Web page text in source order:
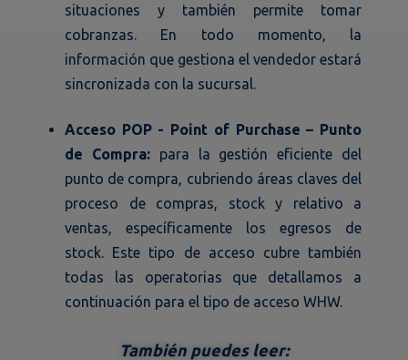
situaciones y también permite tomar
cobranzas. En todo momento, la
información que gestiona el vendedor estará
sincronizada con la sucursal.
Acceso POP - Point of Purchase – Punto
de Compra:para la gestión eficiente del
punto de compra, cubriendo áreas claves del
proceso de compras, stock y relativo a
ventas, específicamente los egresos de
stock. Este tipo de acceso cubre también
todas las operatorias que detallamos a
continuación para el tipo de acceso WHW.
También puedes leer: